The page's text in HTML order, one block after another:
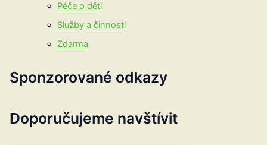
Péče o děti
Služby a činnosti
Zdarma
Sponzorované odkazy
Doporučujeme navštívit